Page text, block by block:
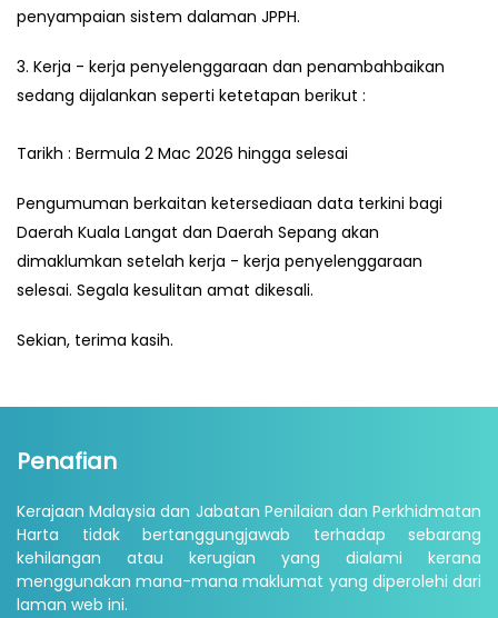
penyampaian sistem dalaman JPPH.
3. Kerja - kerja penyelenggaraan dan penambahbaikan
sedang dijalankan seperti ketetapan berikut :
Tarikh : Bermula 2 Mac 2026 hingga selesai
Pengumuman berkaitan ketersediaan data terkini bagi
Daerah Kuala Langat dan Daerah Sepang akan
dimaklumkan setelah kerja - kerja penyelenggaraan
selesai. Segala kesulitan amat dikesali.
Sekian, terima kasih.
Penafian
Kerajaan Malaysia dan Jabatan Penilaian dan Perkhidmatan
Harta tidak bertanggungjawab terhadap sebarang
kehilangan atau kerugian yang dialami kerana
menggunakan mana-mana maklumat yang diperolehi dari
laman web ini.